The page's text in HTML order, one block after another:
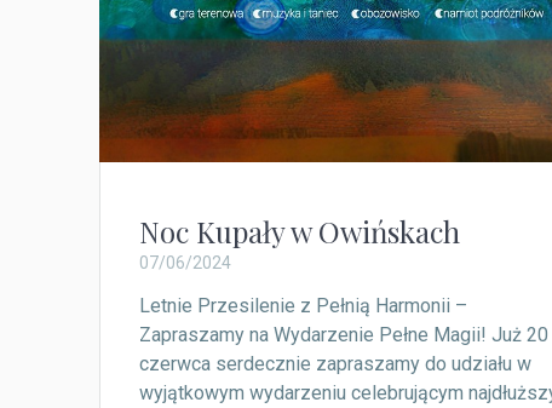
Noc Kupały w Owińskach
07/06/2024
Letnie Przesilenie z Pełnią Harmonii –
Zapraszamy na Wydarzenie Pełne Magii! Już 20
czerwca serdecznie zapraszamy do udziału w
wyjątkowym wydarzeniu celebrującym